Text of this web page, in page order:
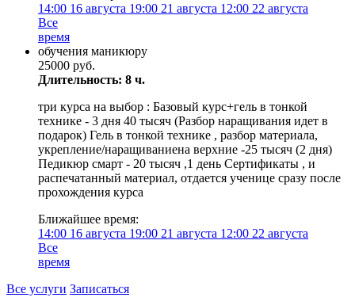
14:00 16 августа 19:00 21 августа 12:00 22 августа
Все
время
обучения маникюру
25000 руб.
Длительность: 8 ч.
три курса на выбор : Базовый курс+гель в тонкой
технике - 3 дня 40 тысяч (Разбор наращивания идет в
подарок) Гель в тонкой технике , разбор материала,
укрепление/наращиваниена верхние -25 тысяч (2 дня)
Педикюр смарт - 20 тысяч ,1 день Сертификаты , и
распечатанный материал, отдается ученице сразу после
прохождения курса
Ближайшее время:
14:00 16 августа 19:00 21 августа 12:00 22 августа
Все
время
Все услуги Записаться